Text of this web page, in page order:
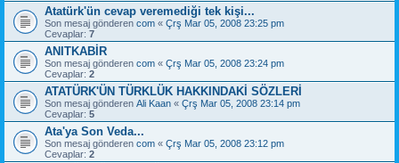
Atatürk'ün cevap veremediği tek kişi...
Son mesaj gönderen com « Çrş Mar 05, 2008 23:25 pm
Cevaplar: 7
ANITKABİR
Son mesaj gönderen com « Çrş Mar 05, 2008 23:24 pm
Cevaplar: 2
ATATÜRK'ÜN TÜRKLÜK HAKKINDAKİ SÖZLERİ
Son mesaj gönderen Ali Kaan « Çrş Mar 05, 2008 23:14 pm
Cevaplar: 5
Ata'ya Son Veda...
Son mesaj gönderen com « Çrş Mar 05, 2008 23:12 pm
Cevaplar: 2